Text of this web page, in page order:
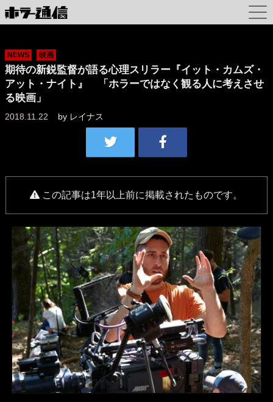
NEWS 映画
期待の新鋭監督が語る心理スリラー『イット・カムズ・
アット・ナイト』 「ホラーではなく観る人に考えさせ
る映画」
2018.11.22 by レイナス
この記事は1年以上前に掲載されたものです。